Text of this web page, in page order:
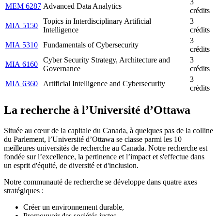
MEM 6287 Advanced Data Analytics
3
crédits
MIA 5150
Topics in Interdisciplinary Artificial
Intelligence
3
crédits
MIA 5310
Fundamentals of Cybersecurity
3
crédits
MIA 6160
Cyber Security Strategy, Architecture and
Governance
3
crédits
MIA 6360
Artificial Intelligence and Cybersecurity
3
crédits
La recherche à l’Université d’Ottawa
Située au cœur de la capitale du Canada, à quelques pas de la colline
du Parlement, l’Université d’Ottawa se classe parmi les 10
meilleures universités de recherche au Canada. Notre recherche est
fondée sur l’excellence, la pertinence et l’impact et s'effectue dans
un esprit d'équité, de diversité et d'inclusion.
Notre communauté de recherche se développe dans quatre axes
stratégiques :
Créer un environnement durable,